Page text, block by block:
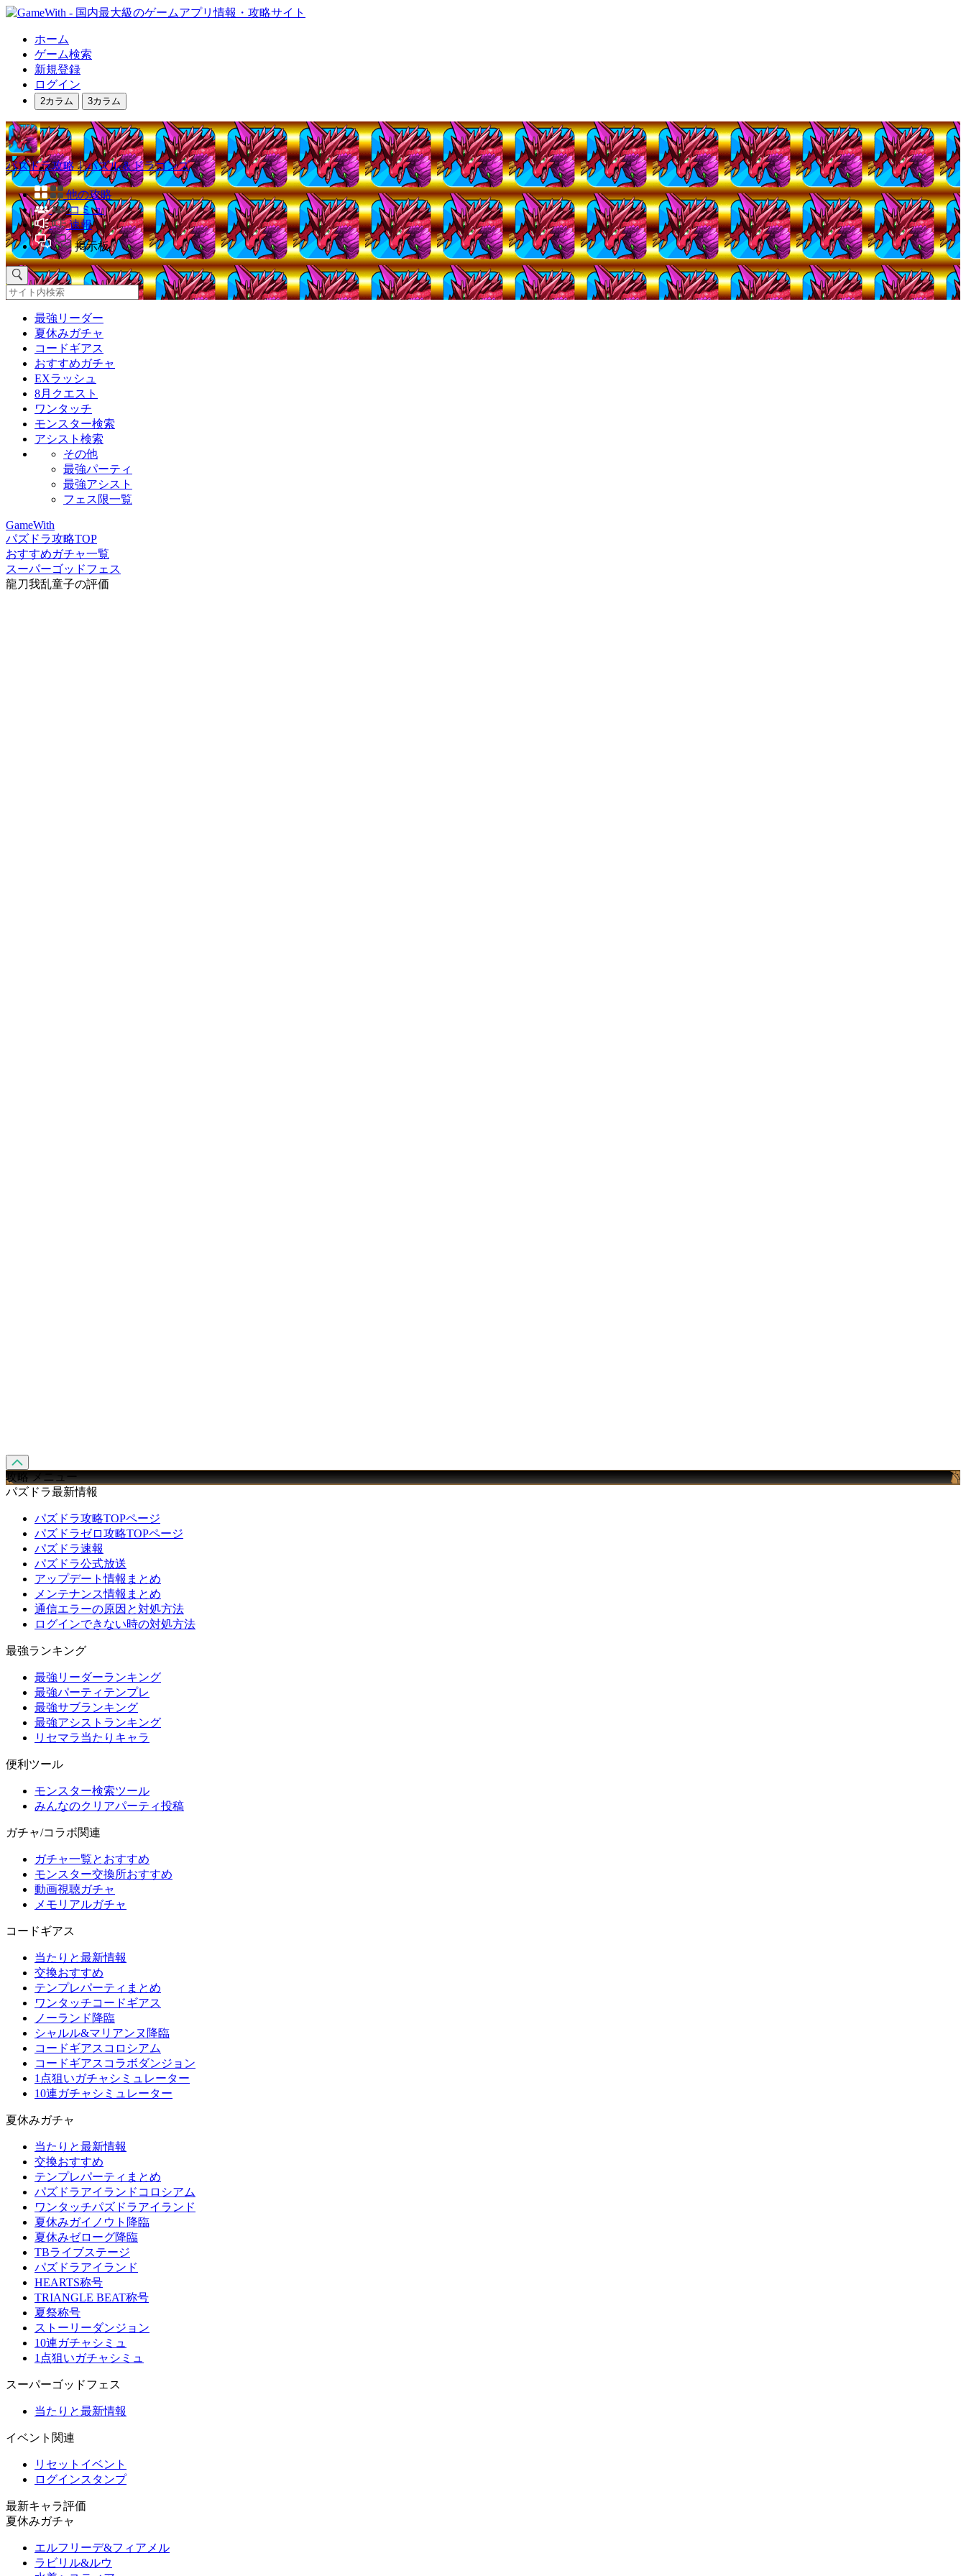
ホーム
ゲーム検索
新規登録
ログイン
2カラム 3カラム
パズドラ攻略｜パズル＆ドラゴンズ
他の攻略
コミュ
速報
掲示板
最強リーダー
夏休みガチャ
コードギアス
おすすめガチャ
EXラッシュ
8月クエスト
ワンタッチ
モンスター検索
アシスト検索
その他
最強パーティ
最強アシスト
フェス限一覧
GameWith
パズドラ攻略TOP
おすすめガチャ一覧
スーパーゴッドフェス
龍刀我乱童子の評価
攻略 メニュー
パズドラ最新情報
パズドラ攻略TOPページ
パズドラゼロ攻略TOPページ
パズドラ速報
パズドラ公式放送
アップデート情報まとめ
メンテナンス情報まとめ
通信エラーの原因と対処方法
ログインできない時の対処方法
最強ランキング
最強リーダーランキング
最強パーティテンプレ
最強サブランキング
最強アシストランキング
リセマラ当たりキャラ
便利ツール
モンスター検索ツール
みんなのクリアパーティ投稿
ガチャ/コラボ関連
ガチャ一覧とおすすめ
モンスター交換所おすすめ
動画視聴ガチャ
メモリアルガチャ
コードギアス
当たりと最新情報
交換おすすめ
テンプレパーティまとめ
ワンタッチコードギアス
ノーランド降臨
シャルル&マリアンヌ降臨
コードギアスコロシアム
コードギアスコラボダンジョン
1点狙いガチャシミュレーター
10連ガチャシミュレーター
夏休みガチャ
当たりと最新情報
交換おすすめ
テンプレパーティまとめ
パズドラアイランドコロシアム
ワンタッチパズドラアイランド
夏休みガイノウト降臨
夏休みゼローグ降臨
TBライブステージ
パズドラアイランド
HEARTS称号
TRIANGLE BEAT称号
夏祭称号
ストーリーダンジョン
10連ガチャシミュ
1点狙いガチャシミュ
スーパーゴッドフェス
当たりと最新情報
イベント関連
リセットイベント
ログインスタンプ
最新キャラ評価
夏休みガチャ
エルフリーデ&フィアメル
ラビリル&ルウ